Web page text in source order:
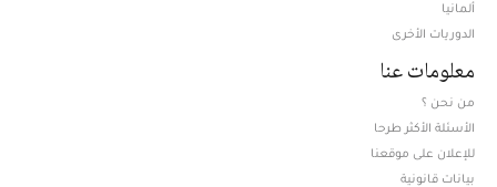
ألمانيا
الدوريات الأخرى
معلومات عنا
من نحن ؟
الأسئلة الأكثر طرحا
للإعلان على موقعنا
بيانات قانونية